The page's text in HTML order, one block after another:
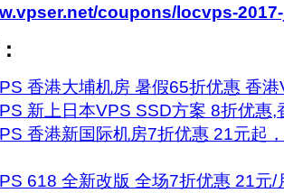
coupons/locvps-
香港大埔机房 暑假65折优惠 香
新上日本VPS SSD方案 8折优惠,
香港新国际机房7折优惠 21元起
618 全新改版 全场7折优惠 21元/